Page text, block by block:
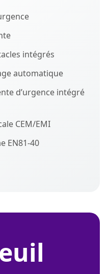
intégrés
automatique
d’urgence intégré
CEM/EMI
EN81-40